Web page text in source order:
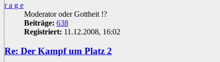
r a g e
Moderator oder Gottheit !?
Beiträge: 638
Registriert: 11.12.2008, 16:02
Re: Der Kampf um Platz 2